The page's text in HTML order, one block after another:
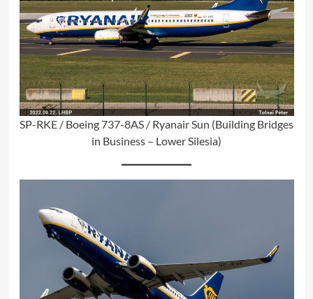
SP-RKE / Boeing 737-8AS / Ryanair Sun (Building Bridges
in Business – Lower Silesia)